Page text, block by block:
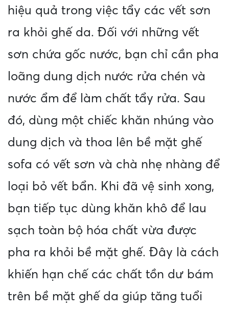
hiệu quả trong việc tẩy các vết sơn
ra khỏi ghế da. Đối với những vết
sơn chứa gốc nước, bạn chỉ cần pha
loãng dung dịch nước rửa chén và
nước ẩm để làm chất tẩy rửa. Sau
đó, dùng một chiếc khăn nhúng vào
dung dịch và thoa lên bề mặt ghế
sofa có vết sơn và chà nhẹ nhàng để
loại bỏ vết bẩn. Khi đã vệ sinh xong,
bạn tiếp tục dùng khăn khô để lau
sạch toàn bộ hóa chất vừa được
pha ra khỏi bề mặt ghế. Đây là cách
khiến hạn chế các chất tồn dư bám
trên bề mặt ghế da giúp tăng tuổi